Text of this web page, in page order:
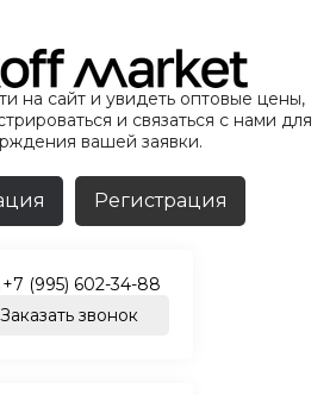
на сайт и увидеть оптовые цены,
и связаться с нами для
вашей заявки.
Регистрация
+7 (995) 602-34-88
Заказать звонок